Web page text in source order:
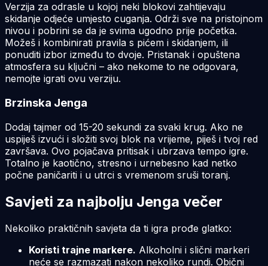
Verzija za odrasle u kojoj neki blokovi zahtijevaju
skidanje odjeće umjesto cuganja. Održi sve na pristojnom
nivou i pobrini se da je svima ugodno prije početka.
Možeš i kombinirati pravila s pićem i skidanjem, ili
ponuditi izbor između to dvoje. Pristanak i opuštena
atmosfera su ključni – ako nekome to ne odgovara,
nemojte igrati ovu verziju.
Brzinska Jenga
Dodaj tajmer od 15-20 sekundi za svaki krug. Ako ne
uspiješ izvući i složiti svoj blok na vrijeme, piješ i tvoj red
završava. Ovo pojačava pritisak i ubrzava tempo igre.
Totalno je kaotično, stresno i urnebesno kad netko
počne paničariti i u utrci s vremenom sruši toranj.
Savjeti za najbolju Jenga večer
Nekoliko praktičnih savjeta da ti igra prođe glatko:
Koristi trajne markere. Alkoholni i slični markeri
neće se razmazati nakon nekoliko rundi. Obični